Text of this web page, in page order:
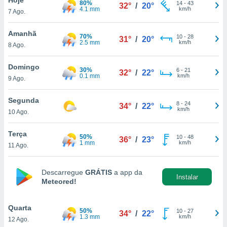
lhe
e
com
Pode
e
a
a
7 Ago.
80%
4.1 mm
32° / 20° 14- 43
km/h
Amanhã
8 Ago.
70%
2.5 mm
31° / 20° 10- 28
km/h
Domingo
9 Ago.
30%
0.1 mm
32° / 22° 6- 21
km/h
Segunda
10 Ago.
34° / 22° 8- 24
km/h
Terça
11 Ago.
50%
1 mm
36° / 23° 10- 48
km/h
Descarregue GRÁTIS a app da
Meteored!
Instalar
Quarta
12 Ago.
50%
1.3 mm
34° / 22° 10- 27
km/h